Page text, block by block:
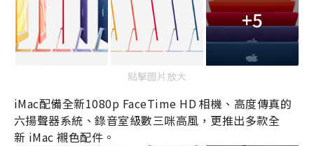
+5
點擊圖片放大
iMac配備全新1080p FaceTime HD相機、高度傳真的
六揚聲器系統、錄音室級數三咪高風，更推出多款全
新 iMac襯色配件。